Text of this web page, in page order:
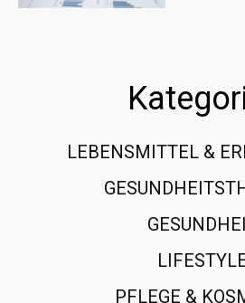
LEBENSMITTEL &
PFLEGE &